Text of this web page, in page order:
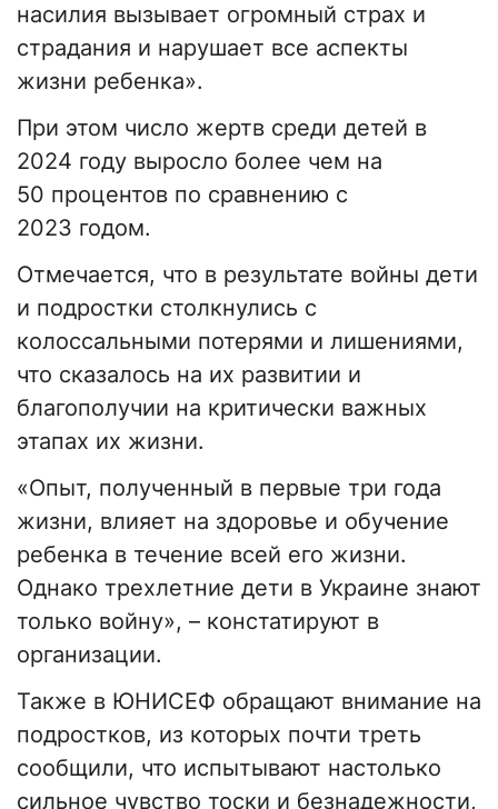
насилия вызывает огромный страх и
страдания и нарушает все аспекты
жизни ребенка».
При этом число жертв среди детей в
2024 году выросло более чем на
50 процентов по сравнению с
2023 годом.
Отмечается, что в результате войны дети
и подростки столкнулись с
колоссальными потерями и лишениями,
что сказалось на их развитии и
благополучии на критически важных
этапах их жизни.
«Опыт, полученный в первые три года
жизни, влияет на здоровье и обучение
ребенка в течение всей его жизни.
Однако трехлетние дети в Украине знают
только войну», – констатируют в
организации.
Также в ЮНИСЕФ обращают внимание на
подростков, из которых почти треть
сообщили, что испытывают настолько
сильное чувство тоски и безнадежности,